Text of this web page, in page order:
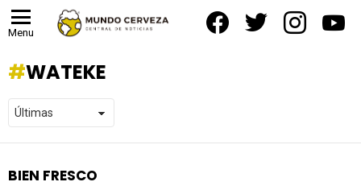
Menu
WATEKE
BIEN FRESCO